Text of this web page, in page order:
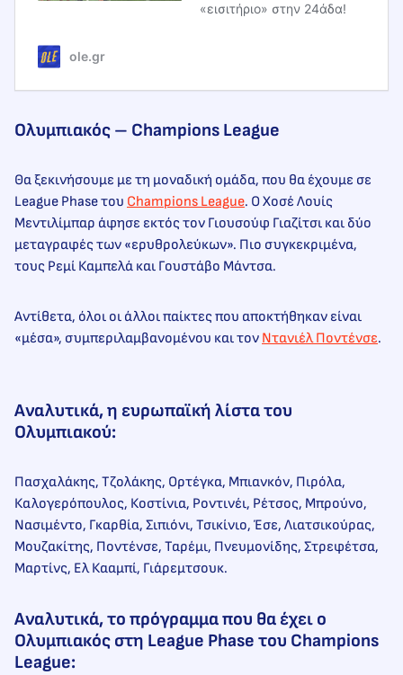
«εισιτήριο» στην 24άδα!
ole.gr
Ολυμπιακός – Champions League
Θα ξεκινήσουμε με τη μοναδική ομάδα, που θα έχουμε σε
League Phase του Champions League. O Χοσέ Λουίς
Μεντιλίμπαρ άφησε εκτός τον Γιουσούφ Γιαζίτσι και δύο
μεταγραφές των «ερυθρολεύκων». Πιο συγκεκριμένα,
τους Ρεμί Καμπελά και Γουστάβο Μάντσα.
Αντίθετα, όλοι οι άλλοι παίκτες που αποκτήθηκαν είναι
«μέσα», συμπεριλαμβανομένου και τον Ντανιέλ Ποντένσε.
Aναλυτικά, η ευρωπαϊκή λίστα του
Ολυμπιακού:
Πασχαλάκης, Τζολάκης, Ορτέγκα, Μπιανκόν, Πιρόλα,
Καλογερόπουλος, Κοστίνια, Ροντινέι, Ρέτσος, Μπρούνο,
Νασιμέντο, Γκαρθία, Σιπιόνι, Τσικίνιο, Έσε, Λιατσικούρας,
Μουζακίτης, Ποντένσε, Ταρέμι, Πνευμονίδης, Στρεφέτσα,
Μαρτίνς, Ελ Κααμπί, Γιάρεμτσουκ.
Αναλυτικά, το πρόγραμμα που θα έχει ο
Ολυμπιακός στη League Phase του Champions
League: